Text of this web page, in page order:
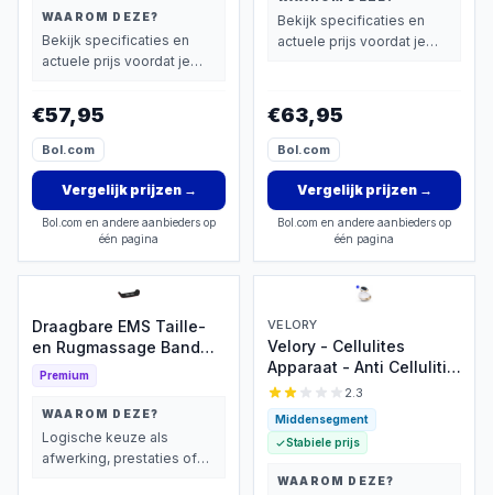
Warmteband - Brace -
Apparaat
WAAROM DEZE?
Bekijk specificaties en
actuele prijs voordat je
€57,95
Bol.com
Vergelijk prijzen→
Bol.com en andere aanbieders op
één pagina
Rugmassage - Lumbale
Massager -
Bekijk specificaties en
actuele prijs voordat je
€63,95
Bol.com
Vergelijk prijzen→
Bol.com en andere aanbieders op
één pagina
Draagbare EMS Taille-
en Rugmassage Band
met Warmte – Elektrische
Luchtcompressie,
Trillingen en Verwarming
voor Rugpijn,
Lendenmassage,
Premium
WAAROM DEZE?
Logische keuze als
afwerking, prestaties of
VELORY
Velory - Cellulites
Apparaat - Anti Cellulitis
Apparaat - Cupping
Apparaat - Gua Sha -
Body Massager -
Rugmassage Apparaten
2.3
Middensegment
Stabiele prijs
WAAROM DEZE?